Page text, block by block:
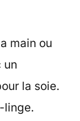
main ou
un
la soie.
linge.